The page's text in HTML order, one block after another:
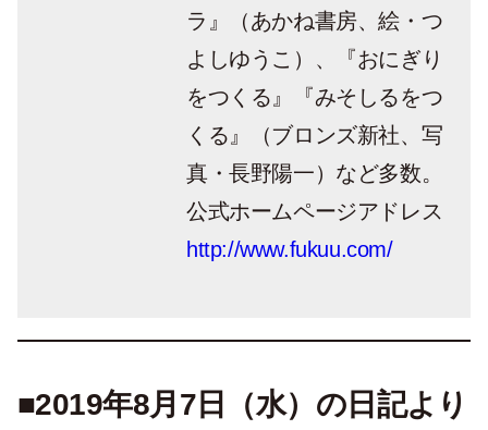
ラ』（あかね書房、絵・つ
よしゆうこ）、『おにぎり
をつくる』『みそしるをつ
くる』（ブロンズ新社、写
真・長野陽一）など多数。
公式ホームページアドレス
http://www.fukuu.com/
■2019年8月7日（水）の日記より